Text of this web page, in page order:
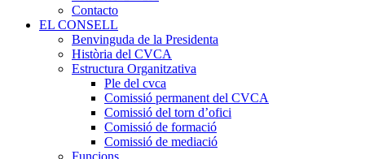
Contacto
EL CONSELL
Benvinguda de la Presidenta
Història del CVCA
Estructura Organitzativa
Ple del cvca
Comissió permanent del CVCA
Comissió del torn d’ofici
Comissió de formació
Comissió de mediació
Funcions